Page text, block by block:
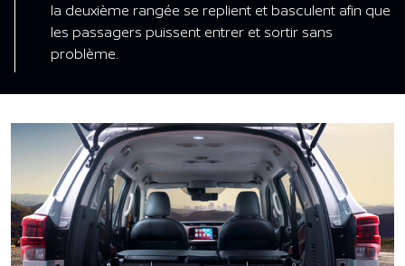
la deuxième rangée se replient et basculent afin que
les passagers puissent entrer et sortir sans
problème.